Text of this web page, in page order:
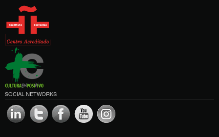
SOCIAL NETWORKS